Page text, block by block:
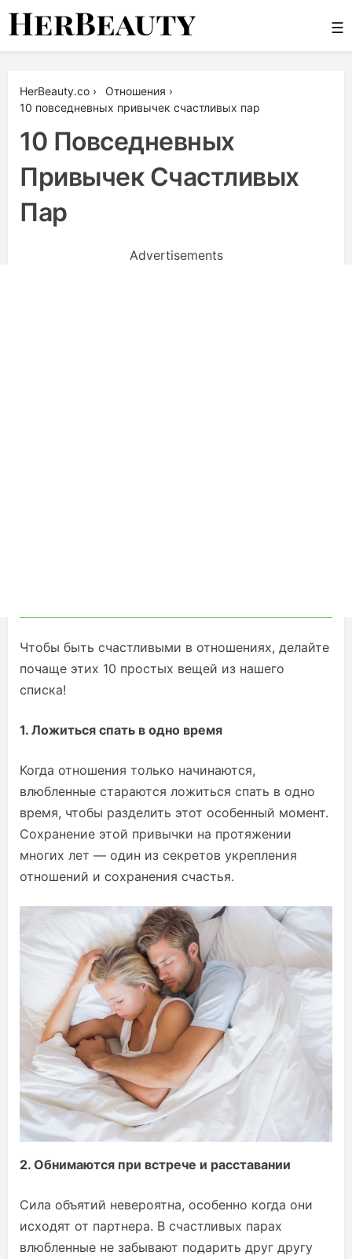
Skip
☰
HerBeauty.co › Отношения ›
10 повседневных привычек счастливых пар
10 Повседневных
Привычек Счастливых
Пар
Advertisements
Чтобы быть счастливыми в отношениях, делайте
почаще этих 10 простых вещей из нашего
списка!
1. Ложиться спать в одно время
Когда отношения только начинаются,
влюбленные стараются ложиться спать в одно
время, чтобы разделить этот особенный момент.
Сохранение этой привычки на протяжении
многих лет — один из секретов укрепления
отношений и сохранения счастья.
2. Обнимаются при встрече и расставании
Сила объятий невероятна, особенно когда они
исходят от партнера. В счастливых парах
влюбленные не забывают подарить друг другу